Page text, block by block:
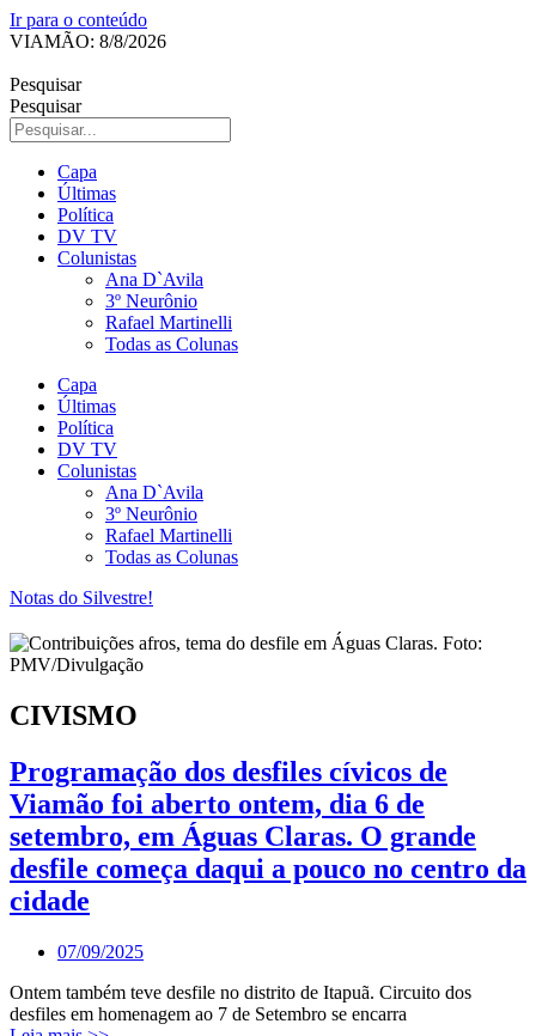
Ir para o conteúdo
VIAMÃO: 8/8/2026
Pesquisar
Pesquisar
Capa
Últimas
Política
DV TV
Colunistas
Ana D`Avila
3º Neurônio
Rafael Martinelli
Todas as Colunas
Capa
Últimas
Política
DV TV
Colunistas
Ana D`Avila
3º Neurônio
Rafael Martinelli
Todas as Colunas
Notas do Silvestre!
CIVISMO
Programação dos desfiles cívicos de
Viamão foi aberto ontem, dia 6 de
setembro, em Águas Claras. O grande
desfile começa daqui a pouco no centro da
cidade
07/09/2025
Ontem também teve desfile no distrito de Itapuã. Circuito dos
desfiles em homenagem ao 7 de Setembro se encarra